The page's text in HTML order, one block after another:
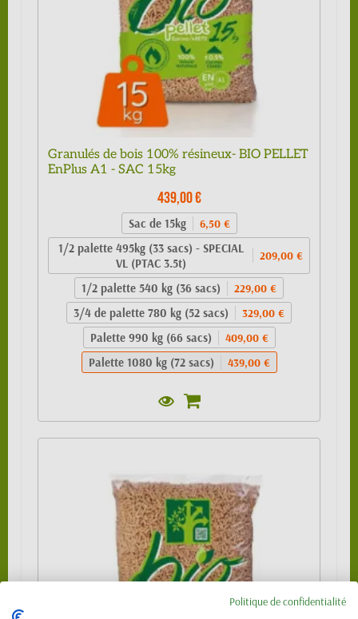
Granulés de bois 100% résineux- BIO PELLET
EnPlus A1 - SAC 15kg
439,00 €
Sac de 15kg 6,50 €
1/2 palette 495kg (33 sacs) - SPECIAL
VL (PTAC 3.5t)
209,00 €
1/2 palette 540 kg (36 sacs) 229,00 €
3/4 de palette 780 kg (52 sacs) 329,00 €
Palette 990 kg (66 sacs) 409,00 €
Palette 1080 kg (72 sacs) 439,00 €
Politique de confidentialité